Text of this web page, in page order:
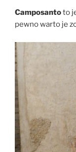
Camposantoto
pewno warto je